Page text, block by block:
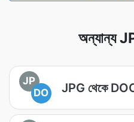
অন্যান্য
JP
DO
JPG থেকে